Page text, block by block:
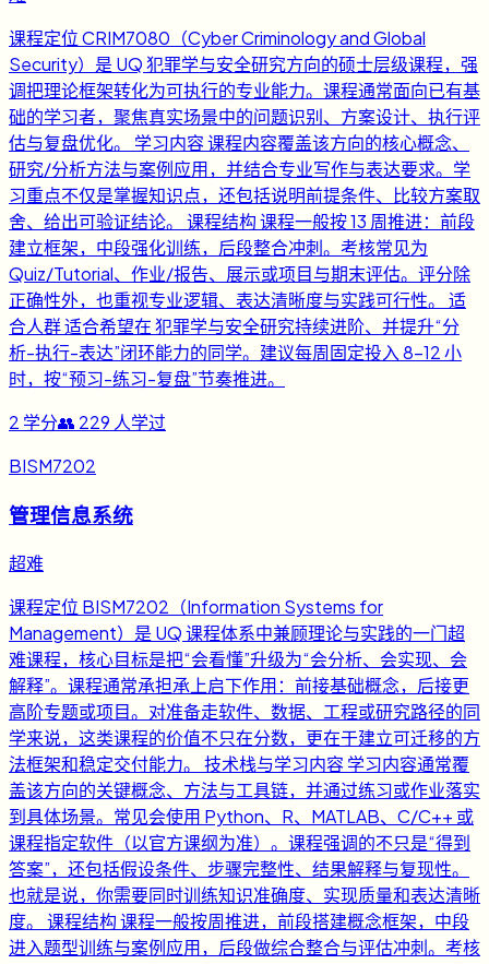
课程定位 CRIM7080（Cyber Criminology and Global
Security）是 UQ 犯罪学与安全研究方向的硕士层级课程，强
调把理论框架转化为可执行的专业能力。课程通常面向已有基
础的学习者，聚焦真实场景中的问题识别、方案设计、执行评
估与复盘优化。 学习内容 课程内容覆盖该方向的核心概念、
研究/分析方法与案例应用，并结合专业写作与表达要求。学
习重点不仅是掌握知识点，还包括说明前提条件、比较方案取
舍、给出可验证结论。 课程结构 课程一般按 13 周推进：前段
建立框架，中段强化训练，后段整合冲刺。考核常见为
Quiz/Tutorial、作业/报告、展示或项目与期末评估。评分除
正确性外，也重视专业逻辑、表达清晰度与实践可行性。 适
合人群 适合希望在 犯罪学与安全研究持续进阶、并提升“分
析-执行-表达”闭环能力的同学。建议每周固定投入 8-12 小
时，按“预习-练习-复盘”节奏推进。
2 学分👥 229 人学过
BISM7202
管理信息系统
超难
课程定位 BISM7202（Information Systems for
Management）是 UQ 课程体系中兼顾理论与实践的一门超
难课程，核心目标是把“会看懂”升级为“会分析、会实现、会
解释”。课程通常承担承上启下作用：前接基础概念，后接更
高阶专题或项目。对准备走软件、数据、工程或研究路径的同
学来说，这类课程的价值不只在分数，更在于建立可迁移的方
法框架和稳定交付能力。 技术栈与学习内容 学习内容通常覆
盖该方向的关键概念、方法与工具链，并通过练习或作业落实
到具体场景。常见会使用 Python、R、MATLAB、C/C++ 或
课程指定软件（以官方课纲为准）。课程强调的不只是“得到
答案”，还包括假设条件、步骤完整性、结果解释与复现性。
也就是说，你需要同时训练知识准确度、实现质量和表达清晰
度。 课程结构 课程一般按周推进，前段搭建概念框架，中段
进入题型训练与案例应用，后段做综合整合与评估冲刺。考核